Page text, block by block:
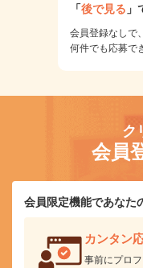
「後で見る 」
会員登録なしで、
何件でも応募で
ク
会員
会員限定機能であなた
カンタン
事前にプロ